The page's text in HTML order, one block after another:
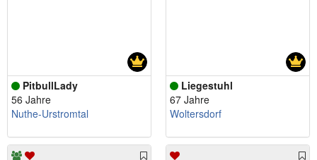
PitbullLady
56 Jahre
Nuthe-Urstromtal
Liegestuhl
67 Jahre
Woltersdorf